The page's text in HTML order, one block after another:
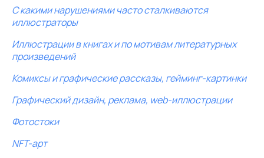
С какими нарушениями часто сталкиваются
иллюстраторы
Иллюстрации в книгах и по мотивам литературных
произведений
Комиксы и графические рассказы, гейминг-картинки
Графический дизайн, реклама, web-иллюстрации
Фотостоки
NFT-арт